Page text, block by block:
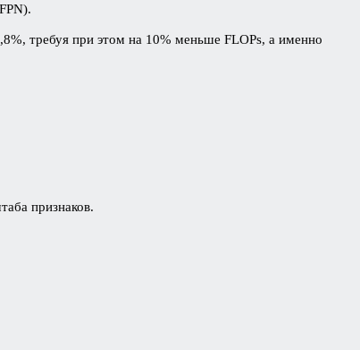
требуя при этом на 10% меньше FLOPs, а именно
признаков.